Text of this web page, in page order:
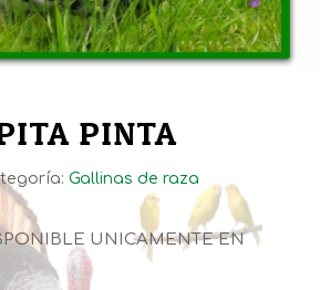
PINTA
Gallinas de raza
UNICAMENTE EN